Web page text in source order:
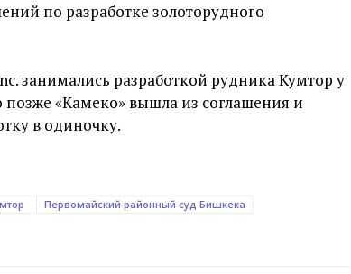
по разработке золоторудного
занимались разработкой рудника Кумтор у
«Камеко» вышла из соглашения и
в одиночку.
Первомайский районный суд Бишкека